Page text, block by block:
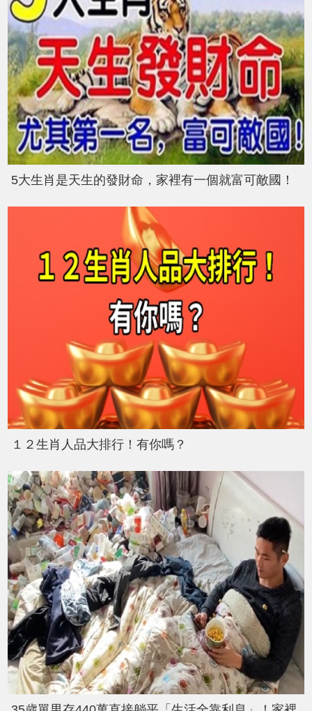
5大生肖是天生的發財命，家裡有一個就富可敵國！
１２生肖人品大排行！有你嗎？